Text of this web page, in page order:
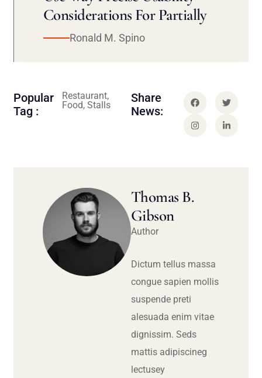
Considerations For Partially
Ronald M. Spino
Popular
Tag :
Restaurant,
Food, Stalls
Share
News:
Thomas B.
Gibson
Author
Dictum tellus massa
congue sapien mollis
suspende preti
alesuada enim vitae
dignissim. Seds
mattis adipiscineg
lectusey